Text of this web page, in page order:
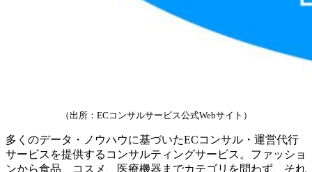
（出所：ECコンサルサービス公式Webサイト）
多くのデータ・ノウハウに基づいたECコンサル・運営代行
サービスを提供するコンサルティングサービス。ファッショ
ンから食品、コスメ、医療機器までカテゴリを問わず、それ